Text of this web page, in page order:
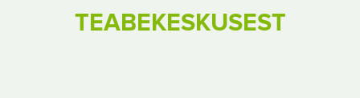
TEABEKESKUSEST